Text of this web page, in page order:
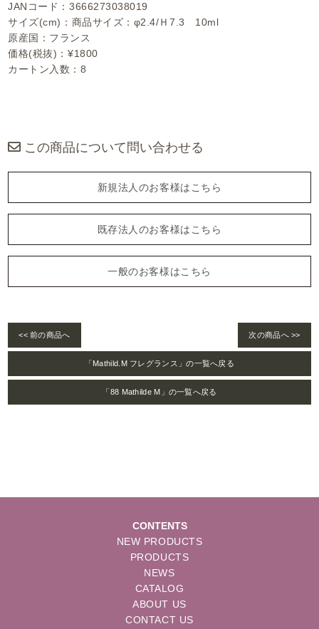
JANコード：3666273038019
サイズ(cm)：商品サイズ：φ2.4/Ｈ7.3 10ml
原産国：フランス
価格(税抜)：¥1800
カートン入数：8
この商品について問い合わせる
新規法人のお客様はこちら
既存法人のお客様はこちら
一般のお客様はこちら
<< 前の商品へ 次の商品へ >>
「Mathild.M フレグランス」の一覧へ戻る
「88 Mathilde M」の一覧へ戻る
CONTENTS
NEW PRODUCTS
PRODUCTS
NEWS
CATALOG
ABOUT US
CONTACT US